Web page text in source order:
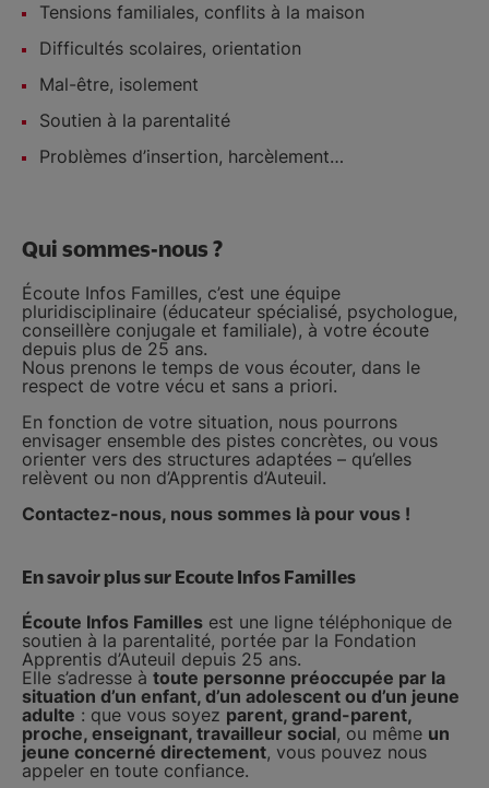
Tensions familiales, conflits à la maison
Difficultés scolaires, orientation
Mal-être, isolement
Soutien à la parentalité
Problèmes d’insertion, harcèlement…
Qui sommes-nous ?
Écoute Infos Familles, c’est une équipe
pluridisciplinaire (éducateur spécialisé, psychologue,
conseillère conjugale et familiale), à votre écoute
depuis plus de 25 ans.
Nous prenons le temps de vous écouter, dans le
respect de votre vécu et sans a priori.
En fonction de votre situation, nous pourrons
envisager ensemble des pistes concrètes, ou vous
orienter vers des structures adaptées – qu’elles
relèvent ou non d’Apprentis d’Auteuil.
Contactez-nous, nous sommes là pour vous !
En savoir plus sur Ecoute Infos Familles
Écoute Infos Familles est une ligne téléphonique de
soutien à la parentalité, portée par la Fondation
Apprentis d’Auteuil depuis 25 ans.
Elle s’adresse à toute personne préoccupée par la
situation d’un enfant, d’un adolescent ou d’un jeune
adulte : que vous soyez parent, grand-parent,
proche, enseignant, travailleur social, ou même un
jeune concerné directement, vous pouvez nous
appeler en toute confiance.